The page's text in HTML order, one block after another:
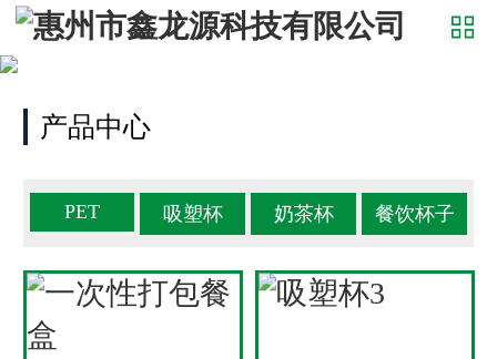
产品中心
PET 吸塑杯 奶茶杯 餐饮杯子